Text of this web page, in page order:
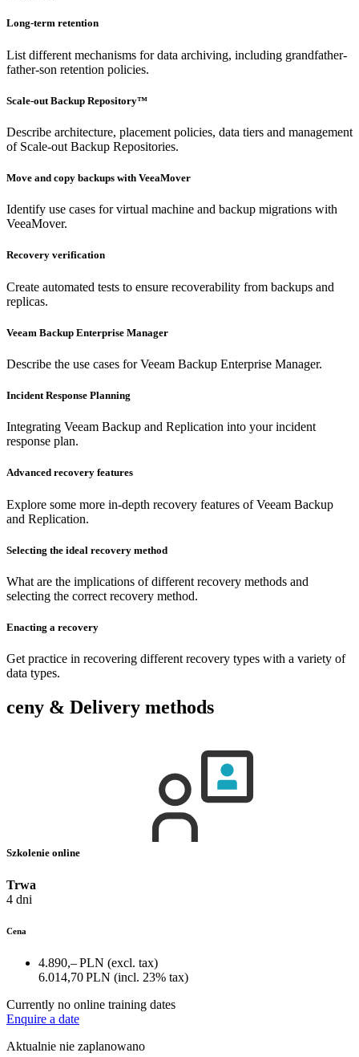
Long-term retention
List different mechanisms for data archiving, including grandfather-
father-son retention policies.
Scale-out Backup Repository™
Describe architecture, placement policies, data tiers and management
of Scale-out Backup Repositories.
Move and copy backups with VeeaMover
Identify use cases for virtual machine and backup migrations with
VeeaMover.
Recovery verification
Create automated tests to ensure recoverability from backups and
replicas.
Veeam Backup Enterprise Manager
Describe the use cases for Veeam Backup Enterprise Manager.
Incident Response Planning
Integrating Veeam Backup and Replication into your incident
response plan.
Advanced recovery features
Explore some more in-depth recovery features of Veeam Backup
and Replication.
Selecting the ideal recovery method
What are the implications of different recovery methods and
selecting the correct recovery method.
Enacting a recovery
Get practice in recovering different recovery types with a variety of
data types.
ceny & Delivery methods
Szkolenie online
Trwa
4 dni
Cena
4.890,– PLN (excl. tax)
6.014,70 PLN (incl. 23% tax)
Currently no online training dates
Enquire a date
Aktualnie nie zaplanowano